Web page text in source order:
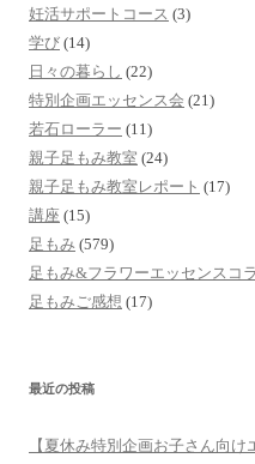
妊活サポートコース (3)
学び (14)
日々の暮らし (22)
特別企画エッセンス会 (21)
若石ローラー (11)
親子足もみ教室 (24)
親子足もみ教室レポート (17)
講座 (15)
足もみ (579)
足もみ&フラワーエッセンスコ
足もみご感想 (17)
最近の投稿
【夏休み特別企画お子さん向け